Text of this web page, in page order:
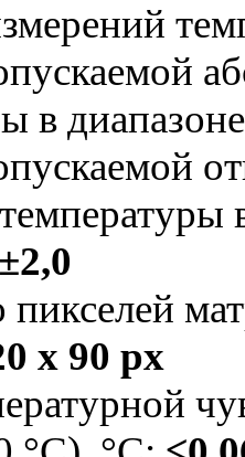
в
±2,0
пикселей
x 90 px